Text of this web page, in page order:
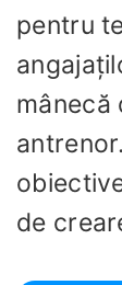
pentru
mânecă
de